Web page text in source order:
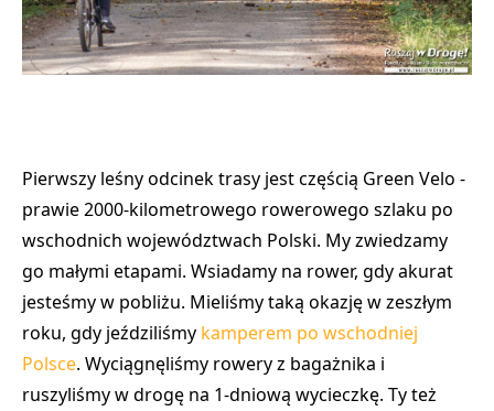
Pierwszy leśny odcinek trasy jest częścią Green Velo -
prawie 2000-kilometrowego rowerowego szlaku po
wschodnich województwach Polski. My zwiedzamy
go małymi etapami. Wsiadamy na rower, gdy akurat
jesteśmy w pobliżu. Mieliśmy taką okazję w zeszłym
roku, gdy jeździliśmy kamperem po wschodniej
Polsce. Wyciągnęliśmy rowery z bagażnika i
ruszyliśmy w drogę na 1-dniową wycieczkę. Ty też